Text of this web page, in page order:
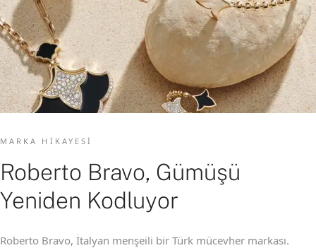
MARKA HIKAYESI
Roberto Bravo, Gümüşü
Yeniden Kodluyor
Roberto Bravo, İtalyan menşeili bir Türk mücevher markası.